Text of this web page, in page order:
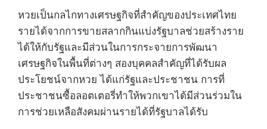
หวยเป็นกลไกทางเศรษฐกิจที่สำคัญของประเทศไทย
รายได้จากการขายสลากกินแบ่งรัฐบาลช่วยสร้างราย
ได้ให้กับรัฐและมีส่วนในการกระจายการพัฒนา
เศรษฐกิจในพื้นที่ต่างๆ สองบุคคลสำคัญที่ได้รับผล
ประโยชน์จากหวย ได้แก่รัฐและประชาชน การที่
ประชาชนซื้อลอตเตอรี่ทำให้พวกเขาได้มีส่วนร่วมใน
การช่วยเหลือสังคมผ่านรายได้ที่รัฐบาลได้รับ